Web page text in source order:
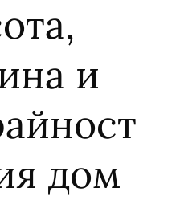
и
дом